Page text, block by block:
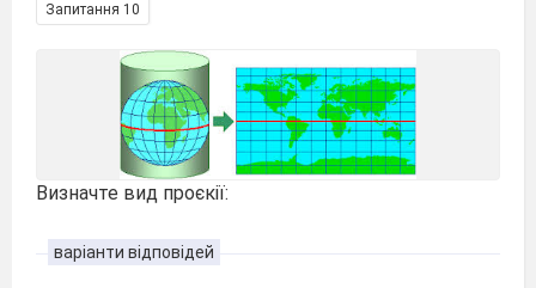
Запитання 10
Визначте вид проєкії:
варіанти відповідей